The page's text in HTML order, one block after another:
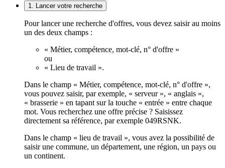
1. Lancer votre recherche
Pour lancer une recherche d'offres, vous devez saisir au moins
un des deux champs :
« Métier, compétence, mot-clé, n° d'offre »
ou
« Lieu de travail ».
Dans le champ « Métier, compétence, mot-clé, n° d'offre »,
vous pouvez saisir, par exemple, « serveur », « anglais »,
« brasserie » en tapant sur la touche « entrée » entre chaque
mot. Vous recherchez une offre précise ? Saisissez
directement sa référence, par exemple 049RSNK.
Dans le champ « lieu de travail », vous avez la possibilité de
saisir une commune, un département, une région, un pays ou
un continent.